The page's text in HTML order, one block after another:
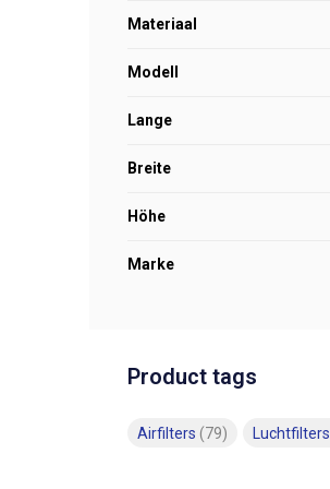
Materiaal
Modell
Lange
Breite
Höhe
Marke
Product tags
Airfilters (79) Luchtfilters